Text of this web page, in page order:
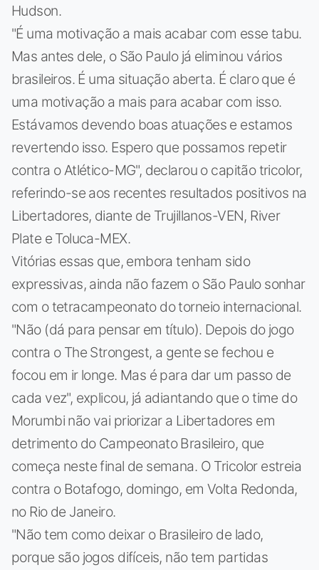
Hudson.
"É uma motivação a mais acabar com esse tabu.
Mas antes dele, o São Paulo já eliminou vários
brasileiros. É uma situação aberta. É claro que é
uma motivação a mais para acabar com isso.
Estávamos devendo boas atuações e estamos
revertendo isso. Espero que possamos repetir
contra o Atlético-MG", declarou o capitão tricolor,
referindo-se aos recentes resultados positivos na
Libertadores, diante de Trujillanos-VEN, River
Plate e Toluca-MEX.
Vitórias essas que, embora tenham sido
expressivas, ainda não fazem o São Paulo sonhar
com o tetracampeonato do torneio internacional.
"Não (dá para pensar em título). Depois do jogo
contra o The Strongest, a gente se fechou e
focou em ir longe. Mas é para dar um passo de
cada vez", explicou, já adiantando que o time do
Morumbi não vai priorizar a Libertadores em
detrimento do Campeonato Brasileiro, que
começa neste final de semana. O Tricolor estreia
contra o Botafogo, domingo, em Volta Redonda,
no Rio de Janeiro.
"Não tem como deixar o Brasileiro de lado,
porque são jogos difíceis, não tem partidas